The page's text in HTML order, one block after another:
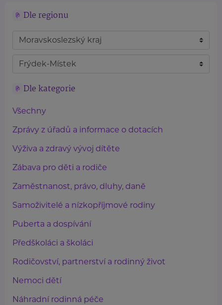
Dle regionu
Dle kategorie
Všechny
Zprávy z úřadů a informace o dotacích
Výživa a zdravý vývoj dítěte
Zábava pro děti a rodiče
Zaměstnanost, právo, dluhy, daně
Samoživitelé a nízkopříjmové rodiny
Puberta a dospívání
Předškoláci a školáci
Rodičovství, partnerství a rodinný život
Nemoci dětí
Náhradní rodinná péče